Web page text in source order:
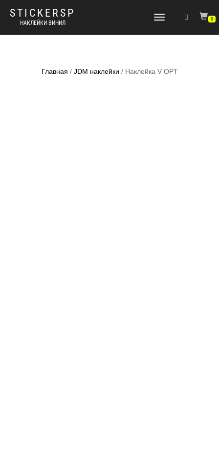
STICKERSP
НАКЛЕЙКИ ВИНИЛ
Переключить
0
Главная / JDM наклейки / Наклейка V OPT